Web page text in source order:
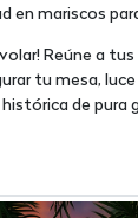
en mariscos
Reúne a
tu mesa,
de pura